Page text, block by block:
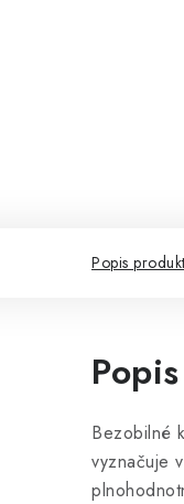
Popis
Bezobilné
vyznačuje